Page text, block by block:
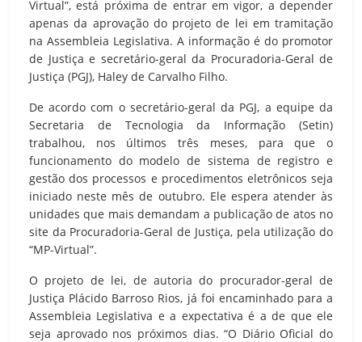
Virtual”, está próxima de entrar em vigor, a depender
apenas da aprovação do projeto de lei em tramitação
na Assembleia Legislativa. A informação é do promotor
de Justiça e secretário-geral da Procuradoria-Geral de
Justiça (PGJ), Haley de Carvalho Filho.
De acordo com o secretário-geral da PGJ, a equipe da
Secretaria de Tecnologia da Informação (Setin)
trabalhou, nos últimos três meses, para que o
funcionamento do modelo de sistema de registro e
gestão dos processos e procedimentos eletrônicos seja
iniciado neste mês de outubro. Ele espera atender às
unidades que mais demandam a publicação de atos no
site da Procuradoria-Geral de Justiça, pela utilização do
“MP-Virtual”.
O projeto de lei, de autoria do procurador-geral de
Justiça Plácido Barroso Rios, já foi encaminhado para a
Assembleia Legislativa e a expectativa é a de que ele
seja aprovado nos próximos dias. “O Diário Oficial do